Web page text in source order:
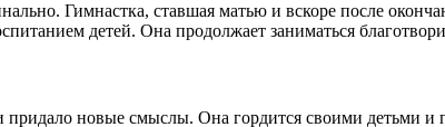
Гимнастка, ставшая матью и вскоре после
детей. Она продолжает заниматься
придало новые смыслы. Она гордится своими детьми